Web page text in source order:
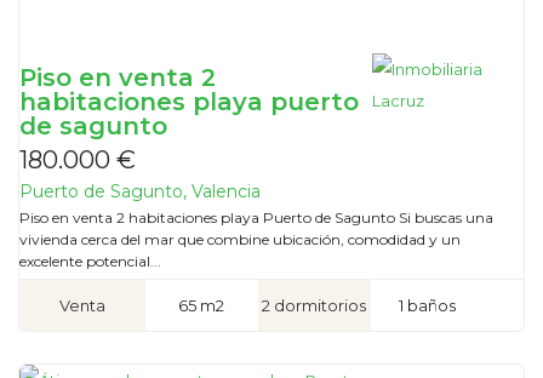
Piso en venta 2
habitaciones playa puerto
de sagunto
180.000 €
Puerto de Sagunto, Valencia
Piso en venta 2 habitaciones playa Puerto de Sagunto Si buscas una
vivienda cerca del mar que combine ubicación, comodidad y un
excelente potencial...
Venta 65 m2 2 dormitorios 1 baños